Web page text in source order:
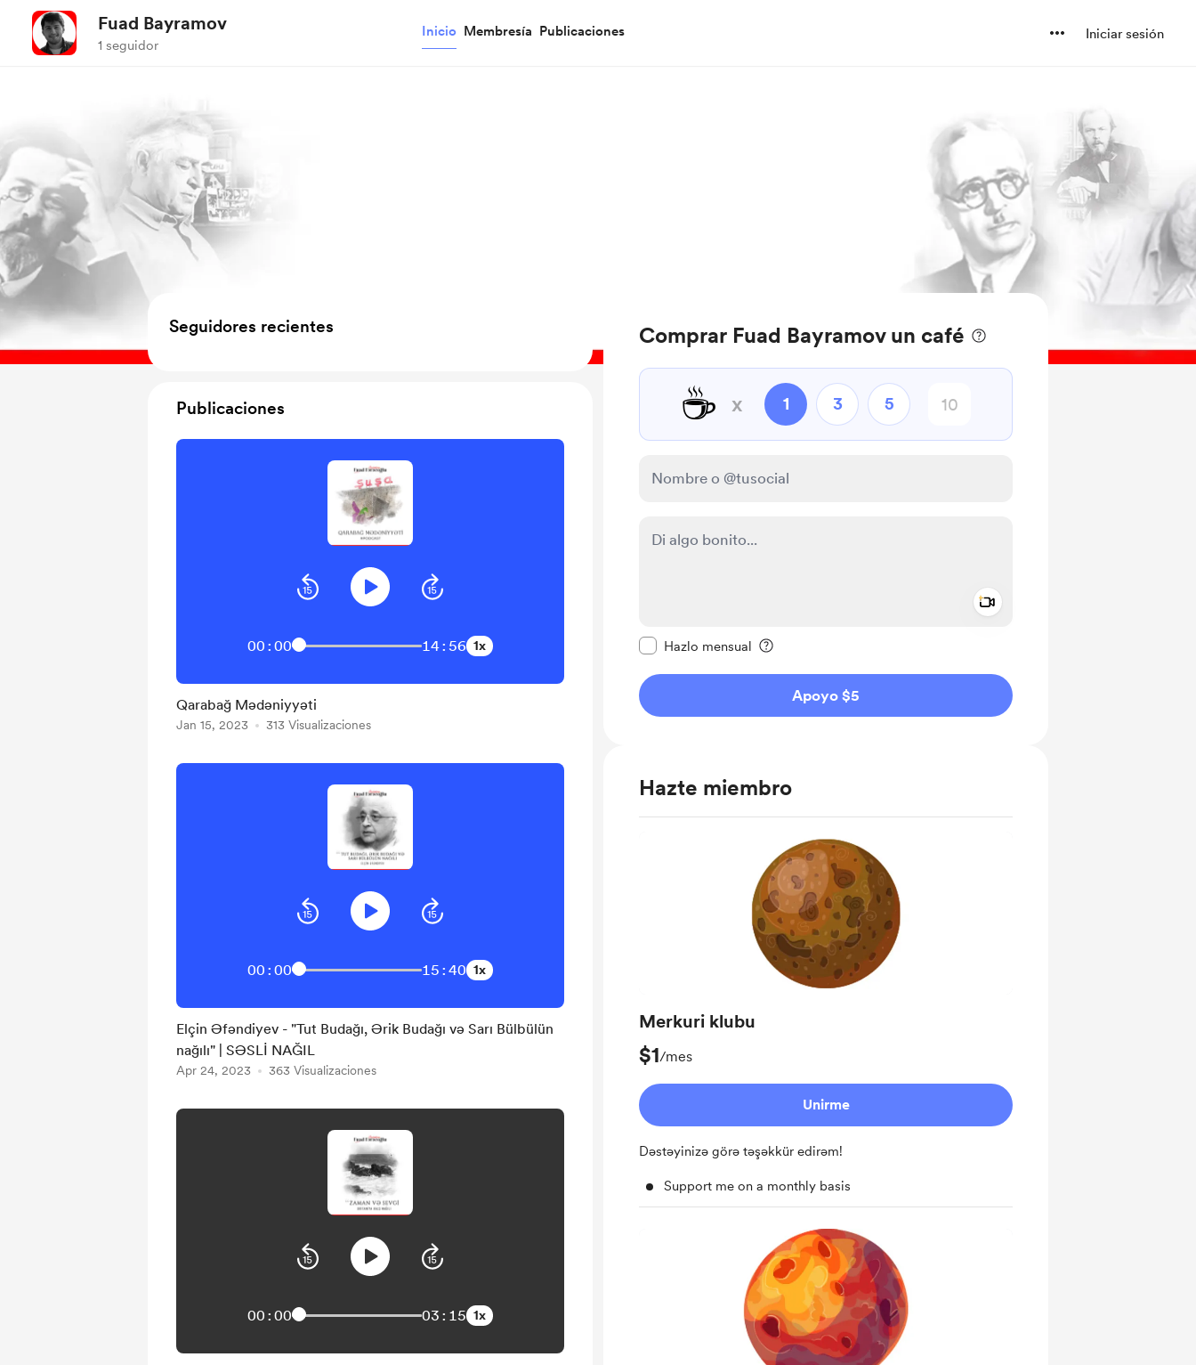
Fuad Bayramov
1 seguidor
Inicio Membresía Publicaciones Iniciar sesión
Comprar Fuad Bayramov un café
☕ x 1 3 5
Hazlo mensual
Apoyo $5
Hazte miembro
Merkuri klubu
$1/mes
Unirme
Dəstəyinizə görə təşəkkür edirəm!
Support me on a monthly basis
Seguidores recientes
Publicaciones
00:00 14:56 1x
Qarabağ Mədəniyyəti
Jan 15, 2023 313 Visualizaciones
00:00 15:40 1x
Elçin Əfəndiyev - "Tut Budağı, Ərik Budağı və Sarı Bülbülün
nağılı" | SƏSLİ NAĞIL
Apr 24, 2023 363 Visualizaciones
00:00 03:15 1x